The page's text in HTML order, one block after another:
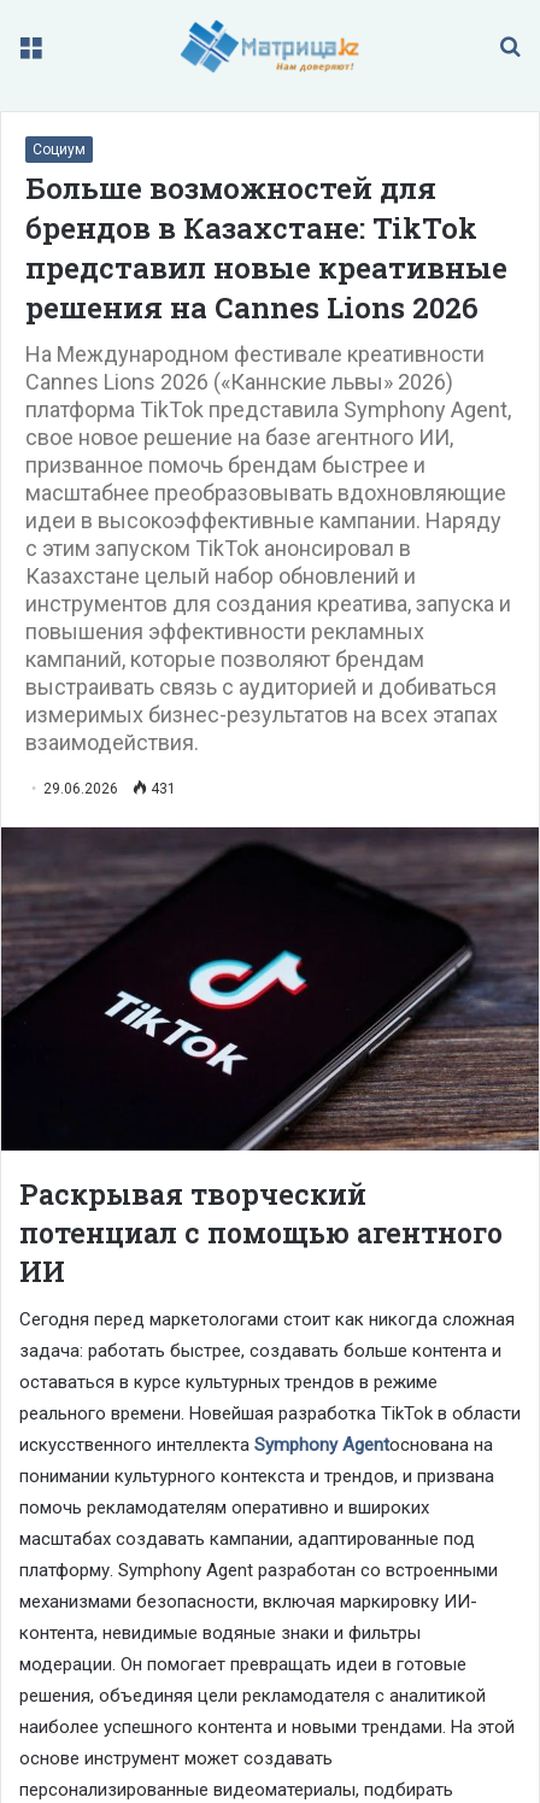
Меню
Социум
Больше возможностей для
брендов в Казахстане: TikTok
представил новые креативные
решения на Cannes Lions 2026
На Международном фестивале креативности
Cannes Lions 2026 («Каннские львы» 2026)
платформа TikTok представила Symphony Agent,
свое новое решение на базе агентного ИИ,
призванное помочь брендам быстрее и
масштабнее преобразовывать вдохновляющие
идеи в высокоэффективные кампании. Наряду
с этим запуском TikTok анонсировал в
Казахстане целый набор обновлений и
инструментов для создания креатива, запуска и
повышения эффективности рекламных
кампаний, которые позволяют брендам
выстраивать связь с аудиторией и добиваться
измеримых бизнес-результатов на всех этапах
взаимодействия.
29.06.2026 431
Раскрывая творческий
потенциал с помощью агентного
ИИ
Сегодня перед маркетологами стоит как никогда сложная
задача: работать быстрее, создавать больше контента и
оставаться в курсе культурных трендов в режиме
реального времени. Новейшая разработка TikTok в области
искусственного интеллекта Symphony Agentоснована на
понимании культурного контекста и трендов, и призвана
помочь рекламодателям оперативно и вшироких
масштабах создавать кампании, адаптированные под
платформу. Symphony Agent разработан со встроенными
механизмами безопасности, включая маркировку ИИ-
контента, невидимые водяные знаки и фильтры
модерации. Он помогает превращать идеи в готовые
решения, объединяя цели рекламодателя с аналитикой
наиболее успешного контента и новыми трендами. На этой
основе инструмент может создавать
персонализированные видеоматериалы, подбирать